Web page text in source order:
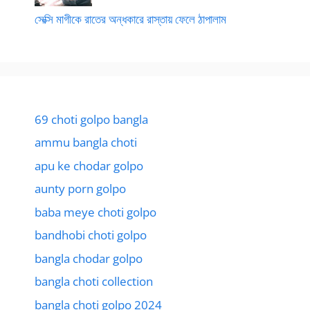
সেক্সি মাগীকে রাতের অন্ধকারে রাস্তায় ফেলে ঠাপালাম
69 choti golpo bangla
ammu bangla choti
apu ke chodar golpo
aunty porn golpo
baba meye choti golpo
bandhobi choti golpo
bangla chodar golpo
bangla choti collection
bangla choti golpo 2024